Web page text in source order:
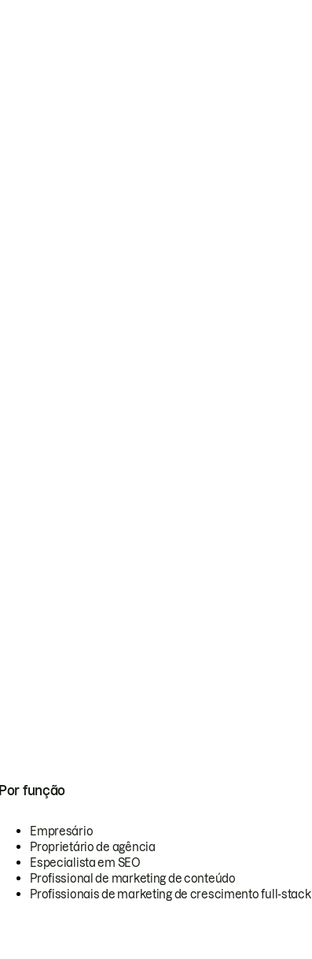
Por função
Empresário
Proprietário de agência
Especialista em SEO
Profissional de marketing de conteúdo
Profissionais de marketing de crescimento full-stack